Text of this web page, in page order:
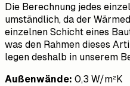
Die Berechnung jedes
umständlich, da der
einzelnen Schicht eines
was den Rahmen dieses
legen deshalb in unserem
Außenwände: 0,3 W/m²K